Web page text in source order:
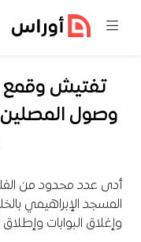
تفتيش وقمع
وصول المصلين
أدى عدد محدود من
المسجد الإبراهيمي
وإغلاق البوابات وإطلاق